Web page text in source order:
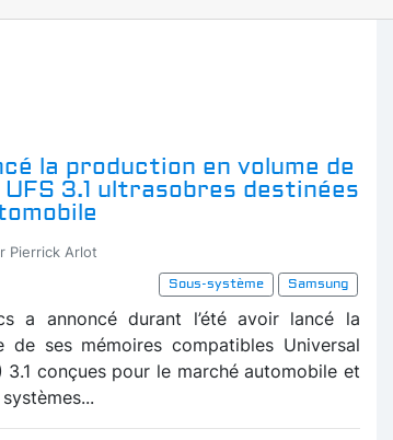
la production en volume de
3.1 ultrasobres destinées
Pierrick Arlot
Sous-système
Samsung
a annoncé durant l’été avoir lancé la
de ses mémoires compatibles Universal
3.1 conçues pour le marché automobile et